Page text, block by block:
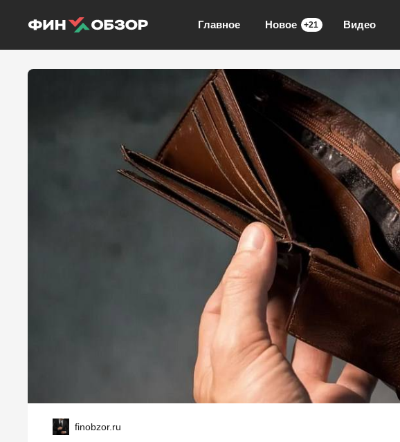
Главное Новое +21 Видео
finobzor.ru